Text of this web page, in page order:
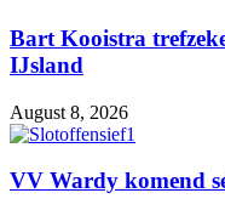
Bart Kooistra
IJsland
August 8, 2026
VV Wardy komend